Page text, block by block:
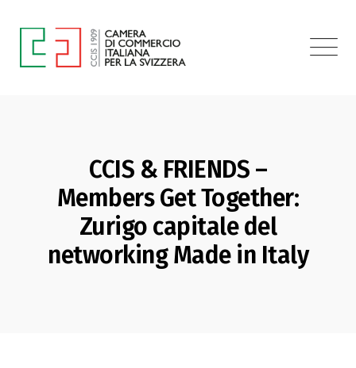
CCIS & FRIENDS –
Members Get Together:
Zurigo capitale del
networking Made in Italy